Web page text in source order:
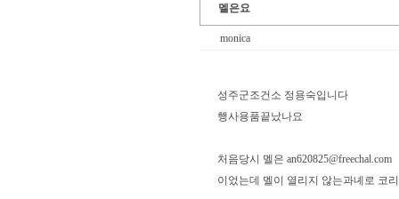
멜은요
monica
성주군조건소 정용숙입니다
행사용품끝났나요
처음당시 멜은 an620825@freechal.com
이었는데 멜이 열리지 않는과녜로 코